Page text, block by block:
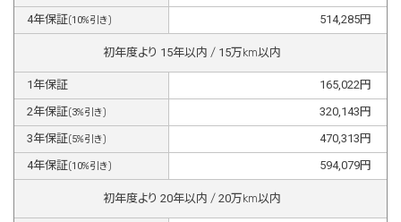
4年保証(10%引き) 514,285円
初年度より 15年以内 / 15万km以内
1年保証 165,022円
2年保証(3%引き) 320,143円
3年保証(5%引き) 470,313円
4年保証(10%引き) 594,079円
初年度より 20年以内 / 20万km以内